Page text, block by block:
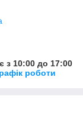
з 10:00 до 17:00
роботи